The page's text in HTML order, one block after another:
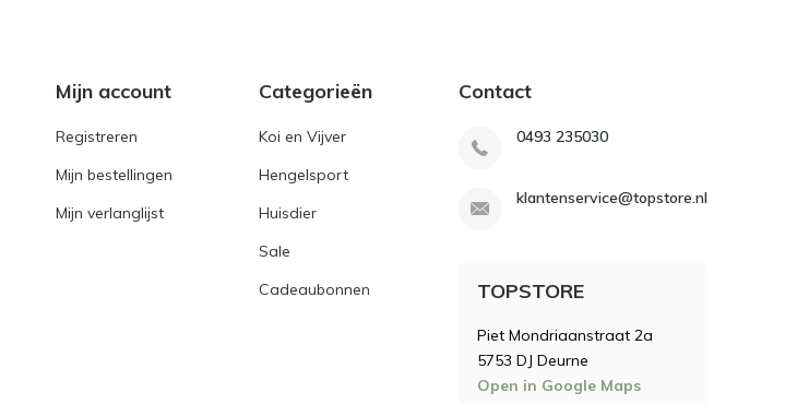
Mijn account
Registreren
Mijn bestellingen
Mijn verlanglijst
Categorieën
Koi en Vijver
Hengelsport
Huisdier
Sale
Cadeaubonnen
Contact
0493 235030
klantenservice@topstore.nl
TOPSTORE
Piet Mondriaanstraat 2a
5753 DJ Deurne
Open in Google Maps